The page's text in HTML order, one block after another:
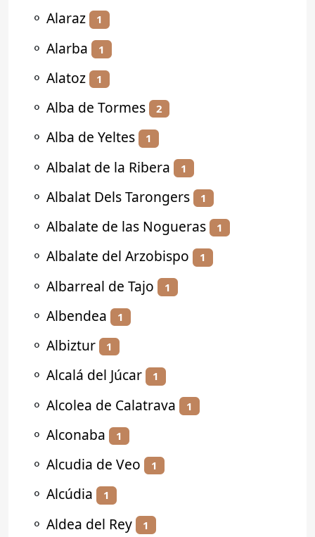
⚬ Alaraz 1
⚬ Alarba 1
⚬ Alatoz 1
⚬ Alba de Tormes 2
⚬ Alba de Yeltes 1
⚬ Albalat de la Ribera 1
⚬ Albalat Dels Tarongers 1
⚬ Albalate de las Nogueras 1
⚬ Albalate del Arzobispo 1
⚬ Albarreal de Tajo 1
⚬ Albendea 1
⚬ Albiztur 1
⚬ Alcalá del Júcar 1
⚬ Alcolea de Calatrava 1
⚬ Alconaba 1
⚬ Alcudia de Veo 1
⚬ Alcúdia 1
⚬ Aldea del Rey 1